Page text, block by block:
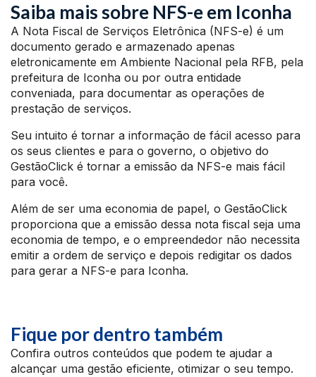
Saiba mais sobre NFS-e em Iconha
A Nota Fiscal de Serviços Eletrônica (NFS-e) é um
documento gerado e armazenado apenas
eletronicamente em Ambiente Nacional pela RFB, pela
prefeitura de Iconha ou por outra entidade
conveniada, para documentar as operações de
prestação de serviços.
Seu intuito é tornar a informação de fácil acesso para
os seus clientes e para o governo, o objetivo do
GestãoClick é tornar a emissão da NFS-e mais fácil
para você.
Além de ser uma economia de papel, o GestãoClick
proporciona que a emissão dessa nota fiscal seja uma
economia de tempo, e o empreendedor não necessita
emitir a ordem de serviço e depois redigitar os dados
para gerar a NFS-e para Iconha.
Fique por dentro também
Confira outros conteúdos que podem te ajudar a
alcançar uma gestão eficiente, otimizar o seu tempo.